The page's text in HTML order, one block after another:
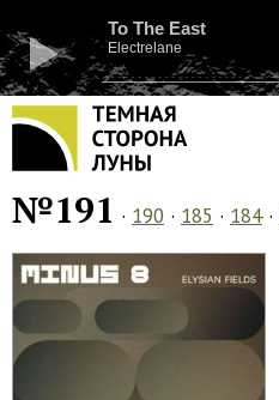
To The East
Electrelane
№191 · 190 · 185 · 184·